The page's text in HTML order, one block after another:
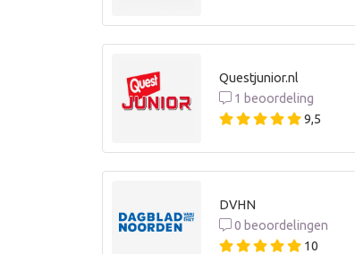
Questjunior.nl
1 beoordeling
9,5
DVHN
0 beoordelingen
10